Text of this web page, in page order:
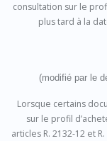
consultation sur le
plus tard à la
(modifié par le
Lorsque certains
sur le profil
articles R. 2132-12 et